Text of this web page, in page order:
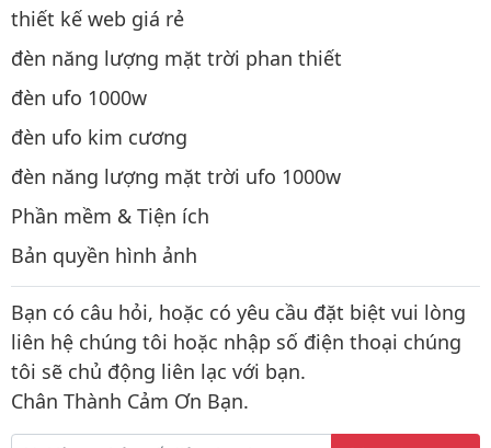
thiết kế web giá rẻ
đèn năng lượng mặt trời phan thiết
đèn ufo 1000w
đèn ufo kim cương
đèn năng lượng mặt trời ufo 1000w
Phần mềm & Tiện ích
Bản quyền hình ảnh
Bạn có câu hỏi, hoặc có yêu cầu đặt biệt vui lòng
liên hệ chúng tôi hoặc nhập số điện thoại chúng
tôi sẽ chủ động liên lạc với bạn.
Chân Thành Cảm Ơn Bạn.